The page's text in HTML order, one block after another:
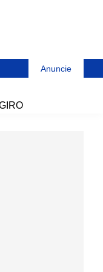
Anuncie